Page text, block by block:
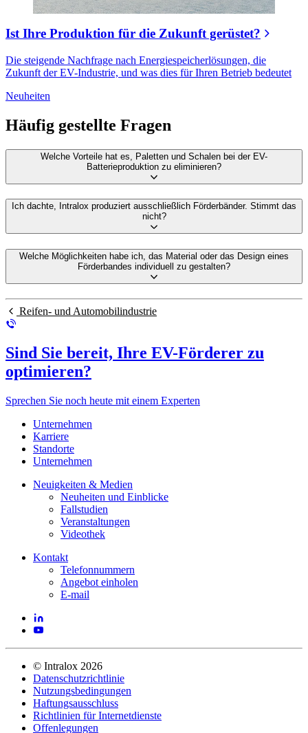
Ist Ihre Produktion für die Zukunft gerüstet?
Die steigende Nachfrage nach Energiespeicherlösungen, die
Zukunft der EV-Industrie, und was dies für Ihren Betrieb bedeutet
Neuheiten
Häufig gestellte Fragen
Welche Vorteile hat es, Paletten und Schalen bei der EV-
Batterieproduktion zu eliminieren?
Ich dachte, Intralox produziert ausschließlich Förderbänder. Stimmt das
nicht?
Welche Möglichkeiten habe ich, das Material oder das Design eines
Förderbandes individuell zu gestalten?
Reifen- und Automobilindustrie
Sind Sie bereit, Ihre EV-Förderer zu
optimieren?
Sprechen Sie noch heute mit einem Experten
Unternehmen
Karriere
Standorte
Unternehmen
Neuigkeiten & Medien
Neuheiten und Einblicke
Fallstudien
Veranstaltungen
Videothek
Kontakt
Telefonnummern
Angebot einholen
E-mail
© Intralox 2026
Datenschutzrichtlinie
Nutzungsbedingungen
Haftungsausschluss
Richtlinien für Internetdienste
Offenlegungen